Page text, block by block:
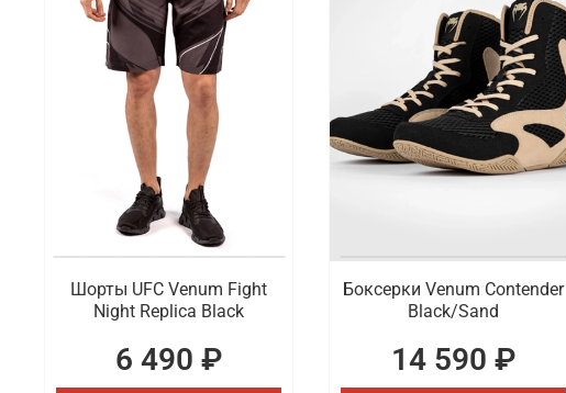
Шорты UFC Venum Fight
Night Replica Black
6 490 ₽
Боксерки Venum Contender
Black/Sand
14 590 ₽